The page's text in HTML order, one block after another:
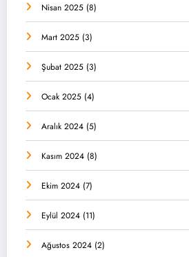
Nisan 2025 (8)
Mart 2025 (3)
Şubat 2025 (3)
Ocak 2025 (4)
Aralık 2024 (5)
Kasım 2024 (8)
Ekim 2024 (7)
Eylül 2024 (11)
Ağustos 2024 (2)